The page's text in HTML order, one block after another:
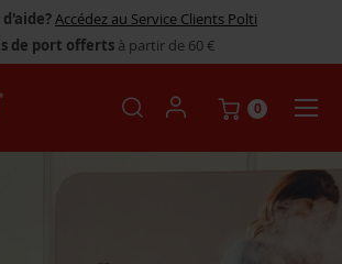
Accédez au Service Clients Polti
de port offerts à partir de 60 €
0